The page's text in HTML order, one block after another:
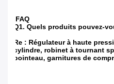
FAQ
Q1. Quels produits pouvez-
Re : Régulateur à haute
cylindre, robinet à tournant
pointeau, garnitures de